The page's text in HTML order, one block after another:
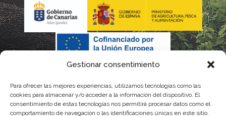
Gestionar consentimiento
Para ofrecer las mejores experiencias, utilizamos tecnologías como las
cookies para almacenar y/o acceder a la información del dispositivo. El
consentimiento de estas tecnologías nos permitirá procesar datos como el
comportamiento de navegación o las identificaciones únicas en este sitio.